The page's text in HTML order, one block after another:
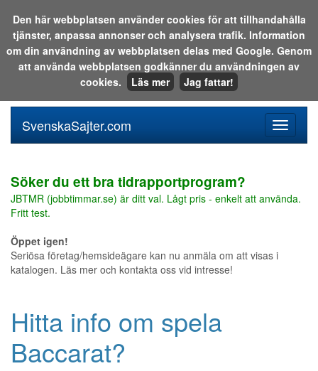
Sök i katalogen eller på webben:
meny
SvenskaSajter.com
Söker du ett bra tidrapportprogram?
JBTMR (jobbtimmar.se) är ditt val. Lågt pris - enkelt att använda.
Fritt test.
Öppet igen!
Seriösa företag/hemsideägare kan nu anmäla om att visas i
katalogen. Läs mer och kontakta oss vid intresse!
Hitta info om spela
Baccarat?
Den här webbplatsen använder cookies för att tillhandahålla
tjänster, anpassa annonser och analysera trafik. Information
om din användning av webbplatsen delas med Google. Genom
att använda webbplatsen godkänner du användningen av
cookies.
Läs mer Jag fattar!